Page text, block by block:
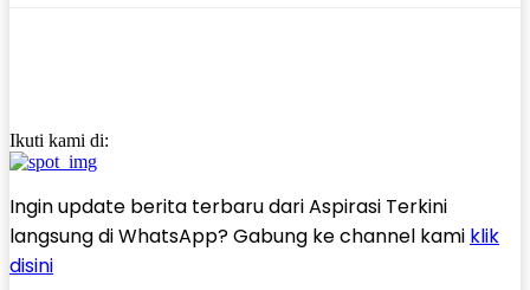
Ikuti kami di:
Ingin update berita terbaru dari Aspirasi Terkini
langsung di WhatsApp? Gabung ke channel kami klik
disini